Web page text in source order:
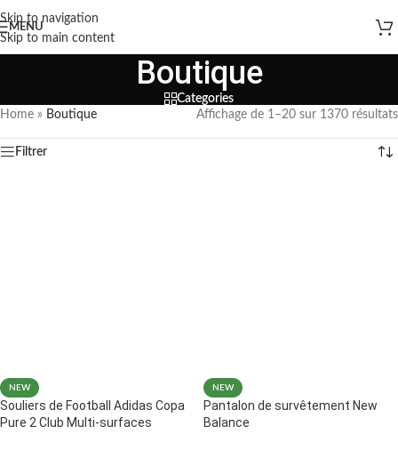
Skip to navigation
Skip to main content
MENU
Boutique
Categories
Home » Boutique Affichage de 1–20 sur 1370 résultats
Filtrer
NEW
Souliers de Football Adidas Copa
Pure 2 Club Multi-surfaces
NEW
Pantalon de survêtement New
Balance